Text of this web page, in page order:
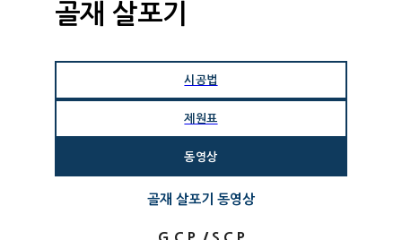
골재 살포기
시공법
제원표
동영상
골재 살포기 동영상